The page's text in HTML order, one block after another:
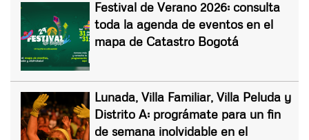
Festival de Verano 2026: consulta
toda la agenda de eventos en el
mapa de Catastro Bogotá
Lunada, Villa Familiar, Villa Peluda y
Distrito A: prográmate para un fin
de semana inolvidable en el